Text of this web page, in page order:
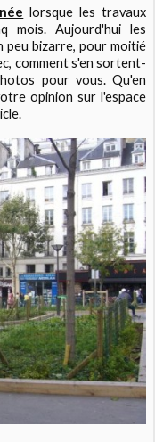
lorsque les travaux
mois. Aujourd'hui les
bizarre, pour moitié
comment s'en sortent-
pour vous. Qu'en
opinion sur l'espace